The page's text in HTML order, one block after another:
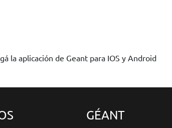
la aplicación de Geant para IOS y Android
GÉANT